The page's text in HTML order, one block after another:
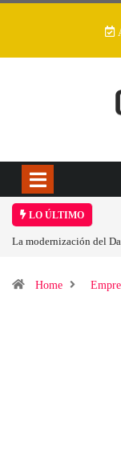
LO ÚLTIMO
del Data
Home